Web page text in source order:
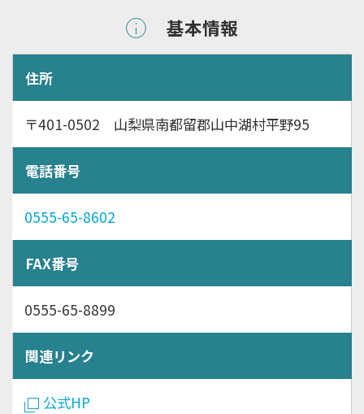
基本情報
住所
〒401-0502 山梨県南都留郡山中湖村平野95
電話番号
0555-65-8602
FAX番号
0555-65-8899
関連リンク
公式HP